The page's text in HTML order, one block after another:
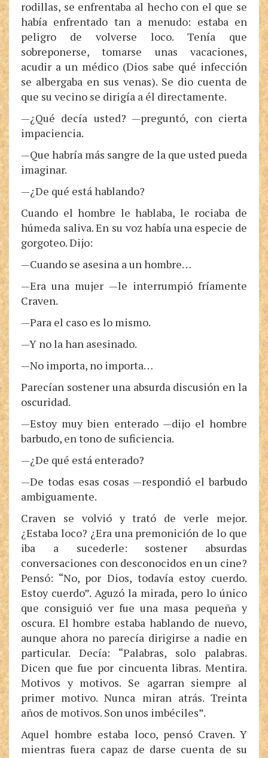
rodillas, se enfrentaba al hecho con el que se
había enfrentado tan a menudo: estaba en
peligro de volverse loco. Tenía que
sobreponerse, tomarse unas vacaciones,
acudir a un médico (Dios sabe qué infección
se albergaba en sus venas). Se dio cuenta de
que su vecino se dirigía a él directamente.
—¿Qué decía usted? —preguntó, con cierta
impaciencia.
—Que habría más sangre de la que usted pueda
imaginar.
—¿De qué está hablando?
Cuando el hombre le hablaba, le rociaba de
húmeda saliva. En su voz había una especie de
gorgoteo. Dijo:
—Cuando se asesina a un hombre…
—Era una mujer —le interrumpió fríamente
Craven.
—Para el caso es lo mismo.
—Y no la han asesinado.
—No importa, no importa…
Parecían sostener una absurda discusión en la
oscuridad.
—Estoy muy bien enterado —dijo el hombre
barbudo, en tono de suficiencia.
—¿De qué está enterado?
—De todas esas cosas —respondió el barbudo
ambiguamente.
Craven se volvió y trató de verle mejor.
¿Estaba loco? ¿Era una premonición de lo que
iba a sucederle: sostener absurdas
conversaciones con desconocidos en un cine?
Pensó: “No, por Dios, todavía estoy cuerdo.
Estoy cuerdo”. Aguzó la mirada, pero lo único
que consiguió ver fue una masa pequeña y
oscura. El hombre estaba hablando de nuevo,
aunque ahora no parecía dirigirse a nadie en
particular. Decía: “Palabras, solo palabras.
Dicen que fue por cincuenta libras. Mentira.
Motivos y motivos. Se agarran siempre al
primer motivo. Nunca miran atrás. Treinta
años de motivos. Son unos imbéciles”.
Aquel hombre estaba loco, pensó Craven. Y
mientras fuera capaz de darse cuenta de su